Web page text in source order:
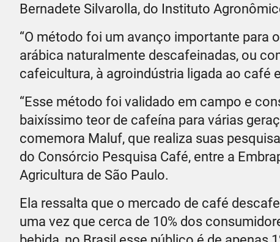
Bernadete Silvarolla, do Instituto
“O método foi um avanço importante para
arábica naturalmente descafeinadas, ou
cafeicultura, à agroindústria ligada ao café
“Esse método foi validado em campo e
baixíssimo teor de cafeína para várias
comemora Maluf, que realiza suas
do Consórcio Pesquisa Café, entre a
Agricultura de São Paulo.
Ela ressalta que o mercado de café
uma vez que cerca de 10% dos